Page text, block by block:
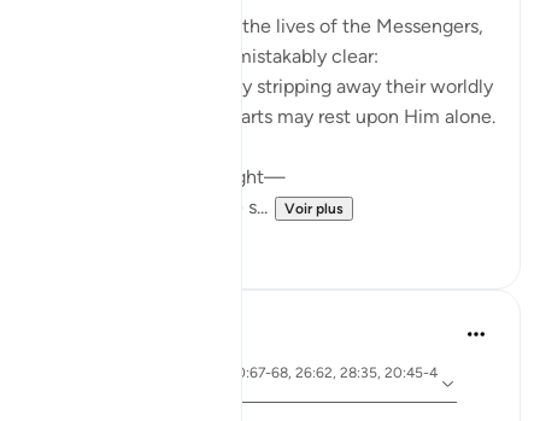
When we reflect upon the lives of the Messengers,
one truth becomes unmistakably clear:
means, so that their hearts may rest upon Him alone.
In the depths of the night—
when fear clings to the s...
Voir plus
ayah 28:31, 20:67-68, 26:62, 28:35, 20:45-4